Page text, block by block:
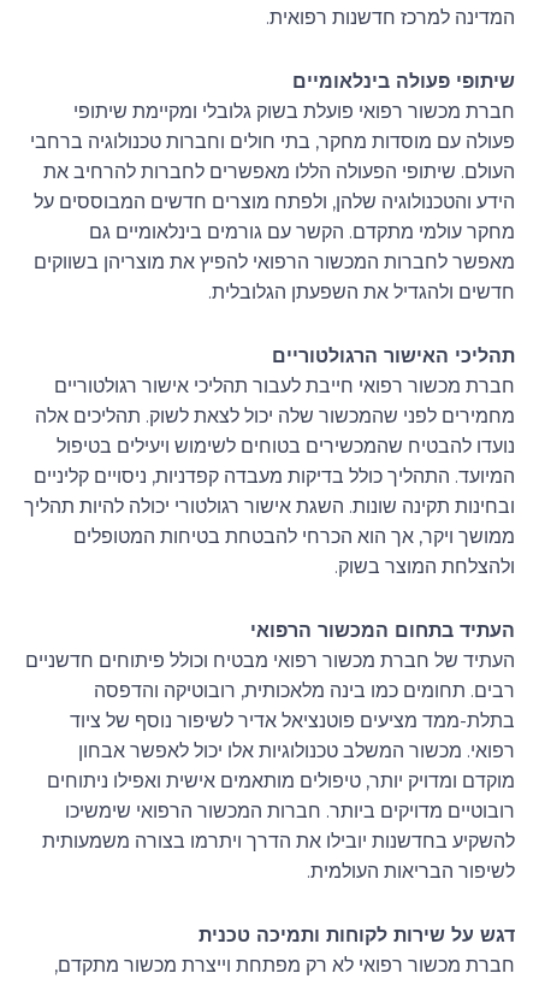
המדינה למרכז חדשנות רפואית.
שיתופי פעולה בינלאומיים
חברת מכשור רפואי פועלת בשוק גלובלי ומקיימת שיתופי
פעולה עם מוסדות מחקר, בתי חולים וחברות טכנולוגיה ברחבי
העולם. שיתופי הפעולה הללו מאפשרים לחברות להרחיב את
הידע והטכנולוגיה שלהן, ולפתח מוצרים חדשים המבוססים על
מחקר עולמי מתקדם. הקשר עם גורמים בינלאומיים גם
מאפשר לחברות המכשור הרפואי להפיץ את מוצריהן בשווקים
חדשים ולהגדיל את השפעתן הגלובלית.
תהליכי האישור הרגולטוריים
חברת מכשור רפואי חייבת לעבור תהליכי אישור רגולטוריים
מחמירים לפני שהמכשור שלה יכול לצאת לשוק. תהליכים אלה
נועדו להבטיח שהמכשירים בטוחים לשימוש ויעילים בטיפול
המיועד. התהליך כולל בדיקות מעבדה קפדניות, ניסויים קליניים
ובחינות תקינה שונות. השגת אישור רגולטורי יכולה להיות תהליך
ממושך ויקר, אך הוא הכרחי להבטחת בטיחות המטופלים
ולהצלחת המוצר בשוק.
העתיד בתחום המכשור הרפואי
העתיד של חברת מכשור רפואי מבטיח וכולל פיתוחים חדשניים
רבים. תחומים כמו בינה מלאכותית, רובוטיקה והדפסה
בתלת-ממד מציעים פוטנציאל אדיר לשיפור נוסף של ציוד
רפואי. מכשור המשלב טכנולוגיות אלו יכול לאפשר אבחון
מוקדם ומדויק יותר, טיפולים מותאמים אישית ואפילו ניתוחים
רובוטיים מדויקים ביותר. חברות המכשור הרפואי שימשיכו
להשקיע בחדשנות יובילו את הדרך ויתרמו בצורה משמעותית
לשיפור הבריאות העולמית.
דגש על שירות לקוחות ותמיכה טכנית
חברת מכשור רפואי לא רק מפתחת וייצרת מכשור מתקדם,